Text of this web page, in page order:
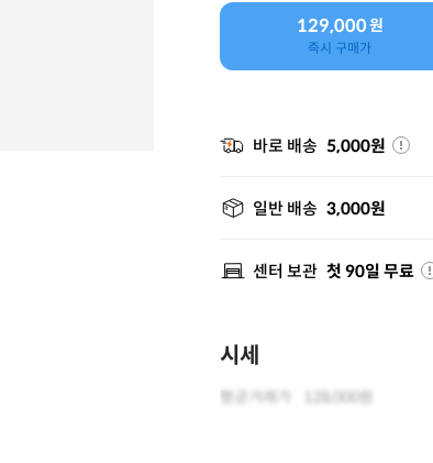
129,000원
즉시 구매가
바로 배송 5,000원
일반 배송 3,000원
센터 보관 첫 90일 무료
시세
평균거래가 128,000원